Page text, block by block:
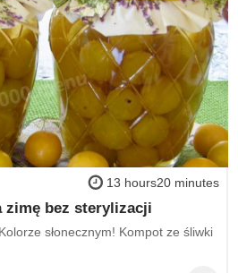
13 hours20 minutes
zimę bez sterylizacji
słonecznym! Kompot ze śliwki